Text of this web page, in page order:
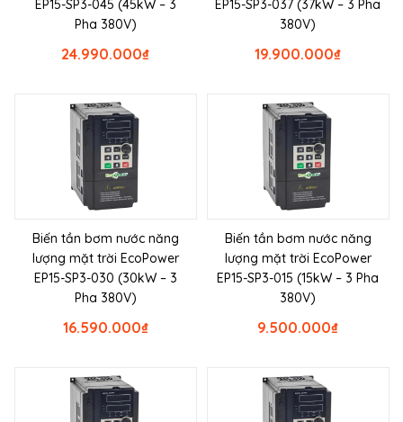
EP15-SP3-045 (45kW – 3
Pha 380V)
₫
24.990.000
EP15-SP3-037 (37kW – 3 Pha
380V)
₫
19.900.000
Biến tần bơm nước năng
lượng mặt trời EcoPower
EP15-SP3-030 (30kW – 3
Pha 380V)
₫
16.590.000
Biến tần bơm nước năng
lượng mặt trời EcoPower
EP15-SP3-015 (15kW – 3 Pha
380V)
₫
9.500.000